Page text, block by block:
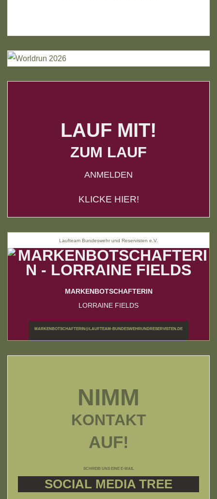
LAUF MIT!
ZUM LAUF
ANMELDEN
KLICKE HIER!
Laufteam Bundeswehr und Reservisten e.V.
MARKENBOTSCHAFTERIN
LORRAINE FIELDS
MARKENBOTSCHAFTERIN@LAUFTEAM-BUNDESWEHRUNDRESERVISTEN.DE
NIMM
KONTAKT
AUF!
SCHREIB UNS EINE E-MAIL
SOCIAL MEDIA TREE